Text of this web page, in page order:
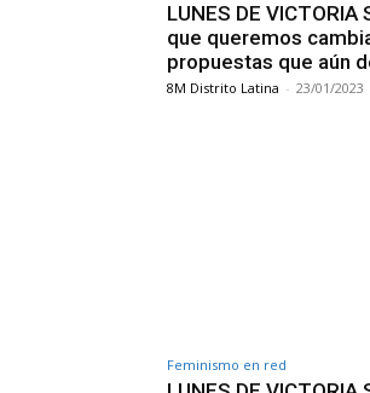
LUNES DE
que queremos
propuestas que aún
8M Distrito Latina - 23/01/2023
Feminismo en red